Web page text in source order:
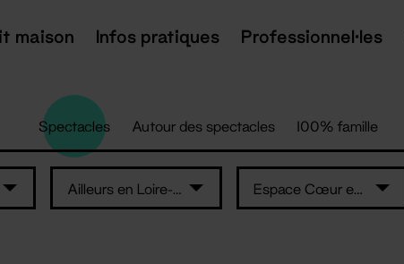
maison Infos pratiques Professionnel·les
Spectacles Autour des spectacles 100% famille
Ailleurs en Loire-Atlantique Espace Cœur en Scène